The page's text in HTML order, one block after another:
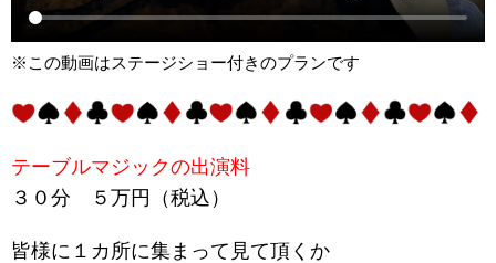
※この動画はステージショー付きのプランです
テーブルマジックの出演料
３０分 ５万円（税込）
皆様に１カ所に集まって見て頂くか